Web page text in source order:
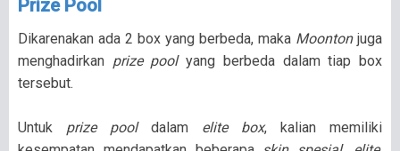
Prize Pool
Dikarenakan ada 2 box yang berbeda, maka Moonton juga
menghadirkan prize poolyang berbeda dalam tiap box
tersebut.
Untuk prize pooldalam elite box, kalian memiliki